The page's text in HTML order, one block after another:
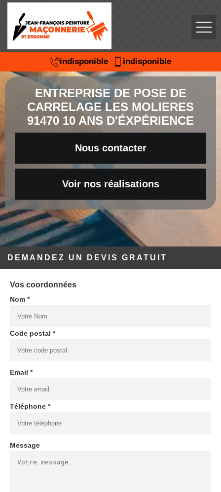
indisponible indisponible
ENTREPRISE DE POSE DE
CARRELAGE LES MOLIERES
91470 10 ANS D'ÉXPÉRIENCE
Nous contacter
Voir nos réalisations
DEMANDEZ UN DEVIS GRATUIT
Vos coordonnées
Nom *
Code postal *
Email *
Téléphone *
Message